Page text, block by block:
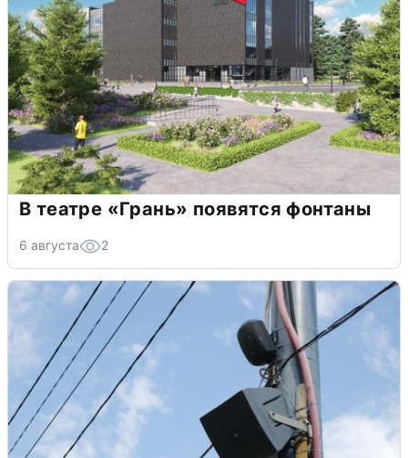
В театре «Грань» появятся фонтаны
6 августа 2